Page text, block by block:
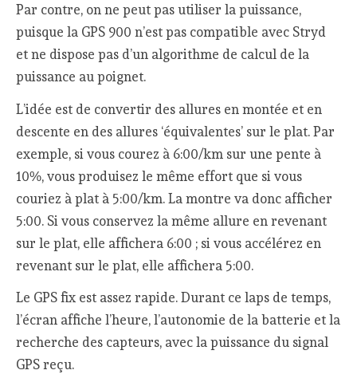
Par contre, on ne peut pas utiliser la puissance,
puisque la GPS 900 n’est pas compatible avec Stryd
et ne dispose pas d’un algorithme de calcul de la
puissance au poignet.
L’idée est de convertir des allures en montée et en
descente en des allures ‘équivalentes’ sur le plat. Par
exemple, si vous courez à 6:00/km sur une pente à
10%, vous produisez le même effort que si vous
couriez à plat à 5:00/km. La montre va donc afficher
5:00. Si vous conservez la même allure en revenant
sur le plat, elle affichera 6:00 ; si vous accélérez en
revenant sur le plat, elle affichera 5:00.
Le GPS fix est assez rapide. Durant ce laps de temps,
l’écran affiche l’heure, l’autonomie de la batterie et la
recherche des capteurs, avec la puissance du signal
GPS reçu.